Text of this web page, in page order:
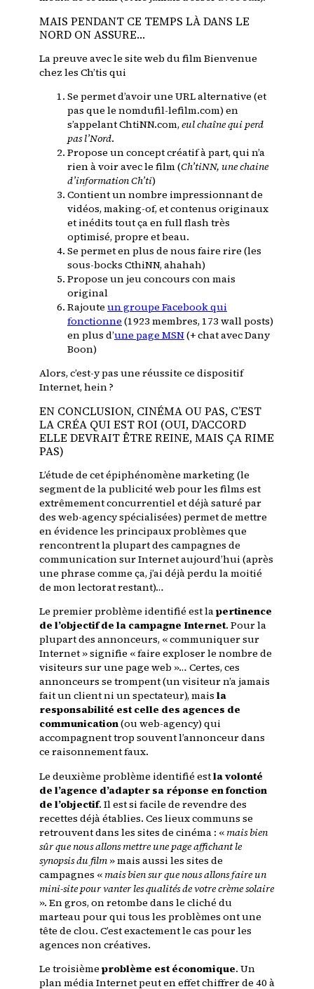
MAIS PENDANT CE TEMPS LÀ DANS LE
NORD ON ASSURE…
La preuve avec le site web du filmBienvenue
chez les Ch’tis qui
Se permet d’avoir une URL alternative (et
pas que le nomdufil-lefilm.com) en
s’appelantChtiNN.com, eul chaîne qui perd
pas l’Nord.
Propose un concept créatif à part, qui n’a
rien à voir avec le film (Ch’tiNN, une chaine
d’information Ch’ti)
Contient un nombre impressionnant de
vidéos, making-of, et contenus originaux
et inédits tout ça en full flash très
optimisé, propre et beau.
Se permet en plus de nous faire rire (les
sous-bocks CthiNN, ahahah)
Propose un jeu concours con mais
original
Rajoute un groupe Facebook qui
fonctionne (1923 membres, 173 wall posts)
en plus d’une page MSN(+ chat avec Dany
Boon)
Alors, c’est-y pas une réussite ce dispositif
Internet, hein ?
EN CONCLUSION, CINÉMA OU PAS, C’EST
LA CRÉA QUI EST ROI (OUI, D’ACCORD
ELLE DEVRAIT ÊTRE REINE, MAIS ÇA RIME
PAS)
L’étude de cet épiphénomène marketing (le
segment de la publicité web pour les films est
extrêmement concurrentiel et déjà saturé par
des web-agency spécialisées) permet de mettre
en évidence les principaux problèmes que
rencontrent la plupart des campagnes de
communication sur Internet aujourd’hui (après
une phrase comme ça, j’ai déjà perdu la moitié
de mon lectorat restant)…
Le premier problème identifié est lapertinence
de l’objectif de la campagne Internet. Pour la
plupart des annonceurs, « communiquer sur
Internet » signifie « faire exploser le nombre de
visiteurs sur une page web »… Certes, ces
annonceurs se trompent (un visiteur n’a jamais
fait un client ni un spectateur), mais la
responsabilité est celle des agences de
communication(ou web-agency) qui
accompagnent trop souvent l’annonceur dans
ce raisonnement faux.
Le deuxième problème identifié estla volonté
de l’agence d’adapter sa réponse en fonction
de l’objectif. Il est si facile de revendre des
recettes déjà établies. Ces lieux communs se
retrouvent dans les sites de cinéma : «mais bien
sûr que nous allons mettre une page affichant le
synopsisdu film» mais aussi les sites de
campagnes «mais bien sur que nous allons faire un
mini-site pour vanter les qualités de votre crème solaire
». En gros, on retombe dans le cliché du
marteau pour qui tous les problèmes ont une
tête de clou. C’est exactement le cas pour les
agences non créatives.
Le troisième problème est économique. Un
plan média Internet peut en effet chiffrer de 40 à